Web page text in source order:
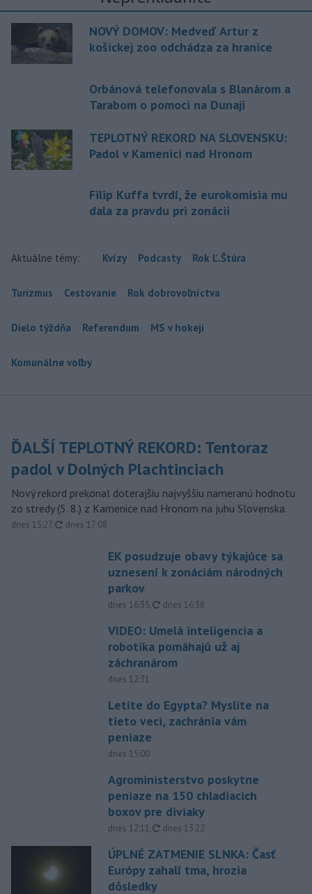
NOVÝ DOMOV: Medveď Artur z
košickej zoo odchádza za hranice
Orbánová telefonovala s Blanárom a
Tarabom o pomoci na Dunaji
TEPLOTNÝ REKORD NA SLOVENSKU:
Padol v Kamenici nad Hronom
Filip Kuffa tvrdí, že eurokomisia mu
dala za pravdu pri zonácii
Aktuálne témy: Kvízy Podcasty Rok Ľ.Štúra
Turizmus Cestovanie Rok dobrovoľníctva
Dielo týždňa Referendum MS v hokeji
Komunálne voľby
ĎALŠÍ TEPLOTNÝ REKORD: Tentoraz
padol v Dolných Plachtinciach
Nový rekord prekonal doterajšiu najvyššiu nameranú hodnotu
zo stredy (5. 8.) z Kamenice nad Hronom na juhu Slovenska.
dnes 15:27, aktualizované
dnes 17:08
EK posudzuje obavy týkajúce sa
uznesení k zonáciám národných
parkov
dnes 16:35, aktualizované
dnes 16:38
VIDEO: Umelá inteligencia a
robotika pomáhajú už aj
záchranárom
dnes 12:31
Letíte do Egypta? Myslite na
tieto veci, zachránia vám
peniaze
dnes 15:00
Agroministerstvo poskytne
peniaze na 150 chladiacich
boxov pre diviaky
dnes 12:11, aktualizované
dnes 13:22
ÚPLNÉ ZATMENIE SLNKA: Časť
Európy zahalí tma, hrozia
dôsledky